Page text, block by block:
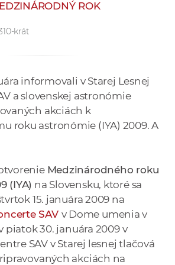
h
a
r
o
v
í
o
ROK
krát
informovali v Starej Lesnej
a slovenskej astronómie
akciách k
roku astronómie (IYA) 2009. A
Medzinárodného roku
(IYA) na Slovensku, ktoré sa
15. januára 2009 na
SAV v Dome umenia v
piatok 30. januára 2009 v
SAV v Starej lesnej tlačová
akciách na